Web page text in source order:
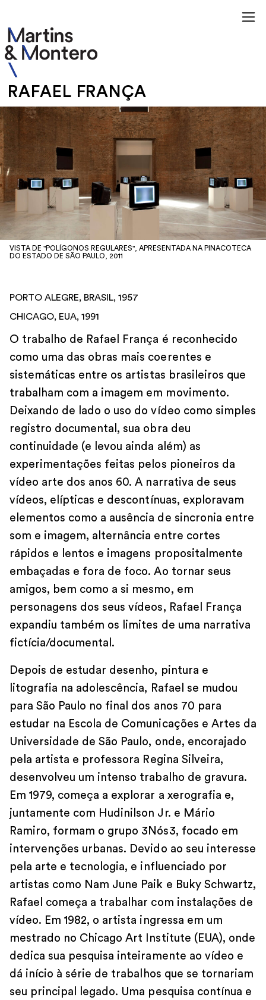
RAFAEL FRANÇA
VISTA DE "POLÍGONOS REGULARES", APRESENTADA NA PINACOTECA
DO ESTADO DE SÃO PAULO, 2011
PORTO ALEGRE, BRASIL, 1957
CHICAGO, EUA, 1991
O trabalho de Rafael França é reconhecido
como uma das obras mais coerentes e
sistemáticas entre os artistas brasileiros que
trabalham com a imagem em movimento.
Deixando de lado o uso do vídeo como simples
registro documental, sua obra deu
continuidade (e levou ainda além) as
experimentações feitas pelos pioneiros da
vídeo arte dos anos 60. A narrativa de seus
vídeos, elípticas e descontínuas, exploravam
elementos como a ausência de sincronia entre
som e imagem, alternância entre cortes
rápidos e lentos e imagens propositalmente
embaçadas e fora de foco. Ao tornar seus
amigos, bem como a si mesmo, em
personagens dos seus vídeos, Rafael França
expandiu também os limites de uma narrativa
fictícia/documental.
Depois de estudar desenho, pintura e
litografia na adolescência, Rafael se mudou
para São Paulo no final dos anos 70 para
estudar na Escola de Comunicações e Artes da
Universidade de São Paulo, onde, encorajado
pela artista e professora Regina Silveira,
desenvolveu um intenso trabalho de gravura.
Em 1979, começa a explorar a xerografia e,
juntamente com Hudinilson Jr. e Mário
Ramiro, formam o grupo 3Nós3, focado em
intervenções urbanas. Devido ao seu interesse
pela arte e tecnologia, e influenciado por
artistas como Nam June Paik e Buky Schwartz,
Rafael começa a trabalhar com instalações de
vídeo. Em 1982, o artista ingressa em um
mestrado no Chicago Art Institute (EUA), onde
dedica sua pesquisa inteiramente ao vídeo e
dá início à série de trabalhos que se tornariam
seu principal legado. Uma pesquisa contínua e